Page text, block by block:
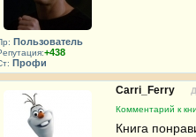
Пользователь
+438
Профи
Carri_Ferry
Комментарий к
Книга